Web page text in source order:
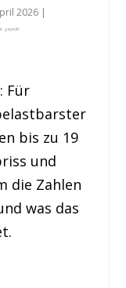
2026 |
Für
bis zu 19
und
die Zahlen
was das